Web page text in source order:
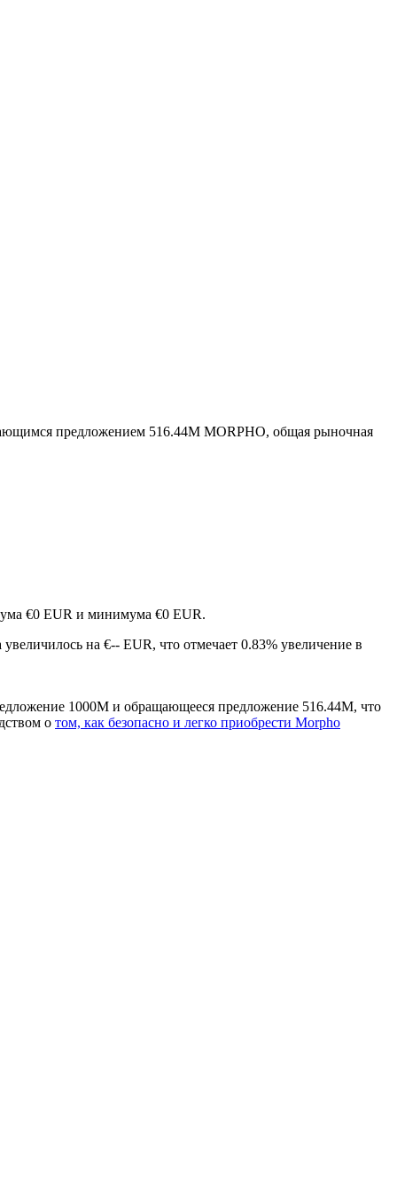
предложением 516.44M MORPHO, общая рыночная
€0 EUR и минимума €0 EUR.
на €-- EUR, что отмечает 0.83% увеличение в
1000M и обращающееся предложение 516.44M, что
о том, как безопасно и легко приобрести Morpho